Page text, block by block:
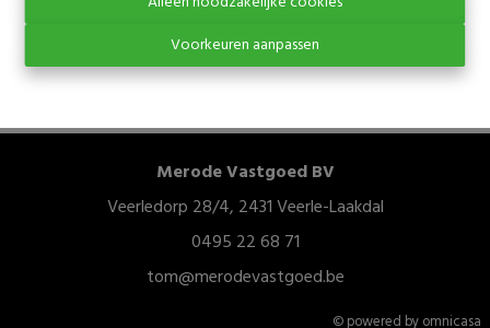
Voorkeuren aanpassen
Merode Vastgoed BV
Veerledorp 28/4, 2431 Veerle-Laakdal
0495 22 68 71
tom@merodevastgoed.be
© powered by omnicasa